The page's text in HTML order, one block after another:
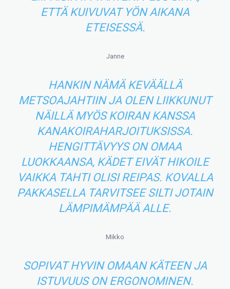
ETTÄ KUIVUVAT YÖN AIKANA
ETEISESSÄ.
Janne
HANKIN NÄMÄ KEVÄÄLLÄ
METSOAJAHTIIN JA OLEN LIIKKUNUT
NÄILLÄ MYÖS KOIRAN KANSSA
KANAKOIRAHARJOITUKSISSA.
HENGITTÄVYYS ON OMAA
LUOKKAANSA, KÄDET EIVÄT HIKOILE
VAIKKA TAHTI OLISI REIPAS. KOVALLA
PAKKASELLA TARVITSEE SILTI JOTAIN
LÄMPIMÄMPÄÄ ALLE.
Mikko
SOPIVAT HYVIN OMAAN KÄTEEN JA
ISTUVUUS ON ERGONOMINEN.